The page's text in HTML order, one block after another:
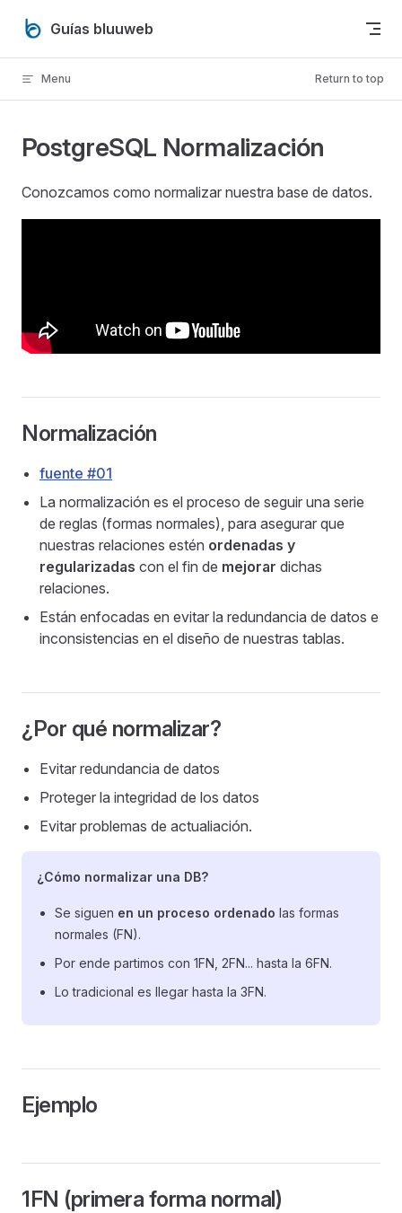
Skip to content
Guías bluuweb
Menu Return to top
PostgreSQL Normalización
Conozcamos como normalizar nuestra base de datos.
Normalización
fuente #01
La normalización es el proceso de seguir una serie
de reglas (formas normales), para asegurar que
nuestras relaciones estén ordenadas y
regularizadas con el fin de mejorar dichas
relaciones.
Están enfocadas en evitar la redundancia de datos e
inconsistencias en el diseño de nuestras tablas.
¿Por qué normalizar?
Evitar redundancia de datos
Proteger la integridad de los datos
Evitar problemas de actualiación.
¿Cómo normalizar una DB?
Se siguen en un proceso ordenado las formas
normales (FN).
Por ende partimos con 1FN, 2FN... hasta la 6FN.
Lo tradicional es llegar hasta la 3FN.
Ejemplo
1FN (primera forma normal)